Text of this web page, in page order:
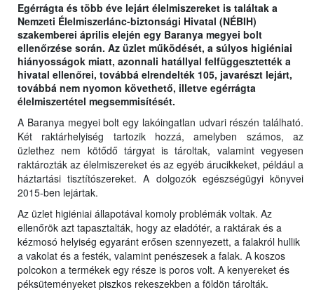
Egérrágta és több éve lejárt élelmiszereket is találtak a
Nemzeti Élelmiszerlánc-biztonsági Hivatal (NÉBIH)
szakemberei április elején egy Baranya megyei bolt
ellenőrzése során. Az üzlet működését, a súlyos higiéniai
hiányosságok miatt, azonnali hatállyal felfüggesztették a
hivatal ellenőrei, továbbá elrendelték 105, javarészt lejárt,
továbbá nem nyomon követhető, illetve egérrágta
élelmiszertétel megsemmisítését.
A Baranya megyei bolt egy lakóingatlan udvari részén található.
Két raktárhelyiség tartozik hozzá, amelyben számos, az
üzlethez nem kötődő tárgyat is tároltak, valamint vegyesen
raktározták az élelmiszereket és az egyéb árucikkeket, például a
háztartási tisztítószereket. A dolgozók egészségügyi könyvei
2015-ben lejártak.
Az üzlet higiéniai állapotával komoly problémák voltak. Az
ellenőrök azt tapasztalták, hogy az eladótér, a raktárak és a
kézmosó helyiség egyaránt erősen szennyezett, a falakról hullik
a vakolat és a festék, valamint penészesek a falak. A koszos
polcokon a termékek egy része is poros volt. A kenyereket és
péksüteményeket piszkos rekeszekben a földön tárolták.